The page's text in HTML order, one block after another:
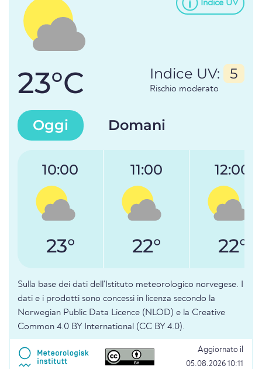
Indice UV
23°C Indice UV: 5
Rischio moderato
Oggi Domani
10:00
23°
11:00
22°
12:00
22°
Sulla base dei dati dell'Istituto meteorologico norvegese. I
dati e i prodotti sono concessi in licenza secondo la
Norwegian Public Data Licence (NLOD) e la Creative
Common 4.0 BY International (CC BY 4.0).
Aggiornato il
05.08.2026 10:11